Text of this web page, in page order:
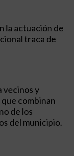
la actuación de
traca de
vecinos y
combinan
de los
del municipio.